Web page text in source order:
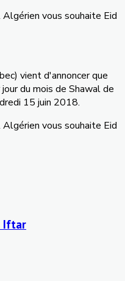
vous souhaite Eid
vient d'annoncer que
du mois de Shawal de
15 juin 2018.
vous souhaite Eid
Iftar